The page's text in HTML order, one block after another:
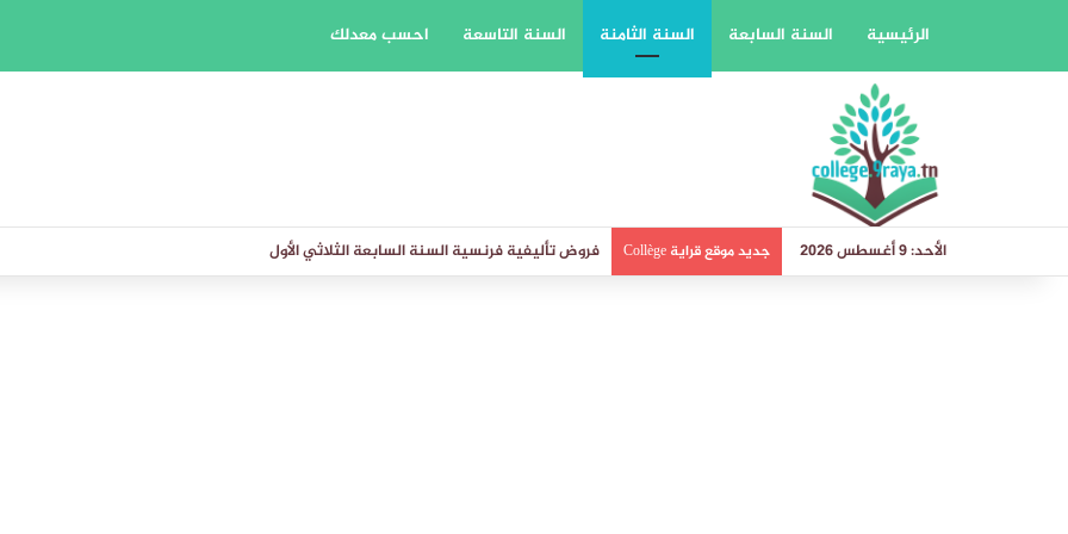
الرئيسية السنة السابعة السنة الثامنة السنة التاسعة احسب معدلك
الأحد: 9 أغسطس 2026 جديد موقع قراية Collège فروض تأليفية فرنسية السنة السابعة الثلاثي الأول